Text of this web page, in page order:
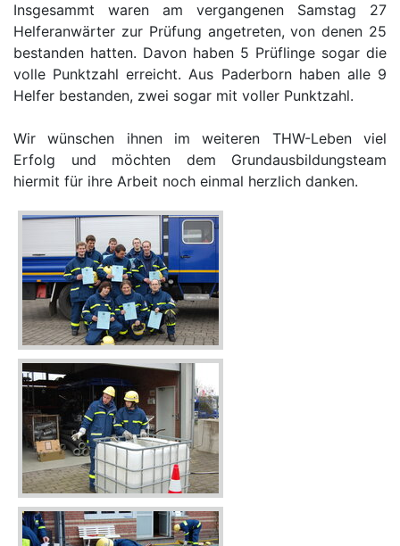
Insgesammt waren am vergangenen Samstag 27
Helferanwärter zur Prüfung angetreten, von denen 25
bestanden hatten. Davon haben 5 Prüflinge sogar die
volle Punktzahl erreicht. Aus Paderborn haben alle 9
Helfer bestanden, zwei sogar mit voller Punktzahl.
Wir wünschen ihnen im weiteren THW-Leben viel
Erfolg und möchten dem Grundausbildungsteam
hiermit für ihre Arbeit noch einmal herzlich danken.